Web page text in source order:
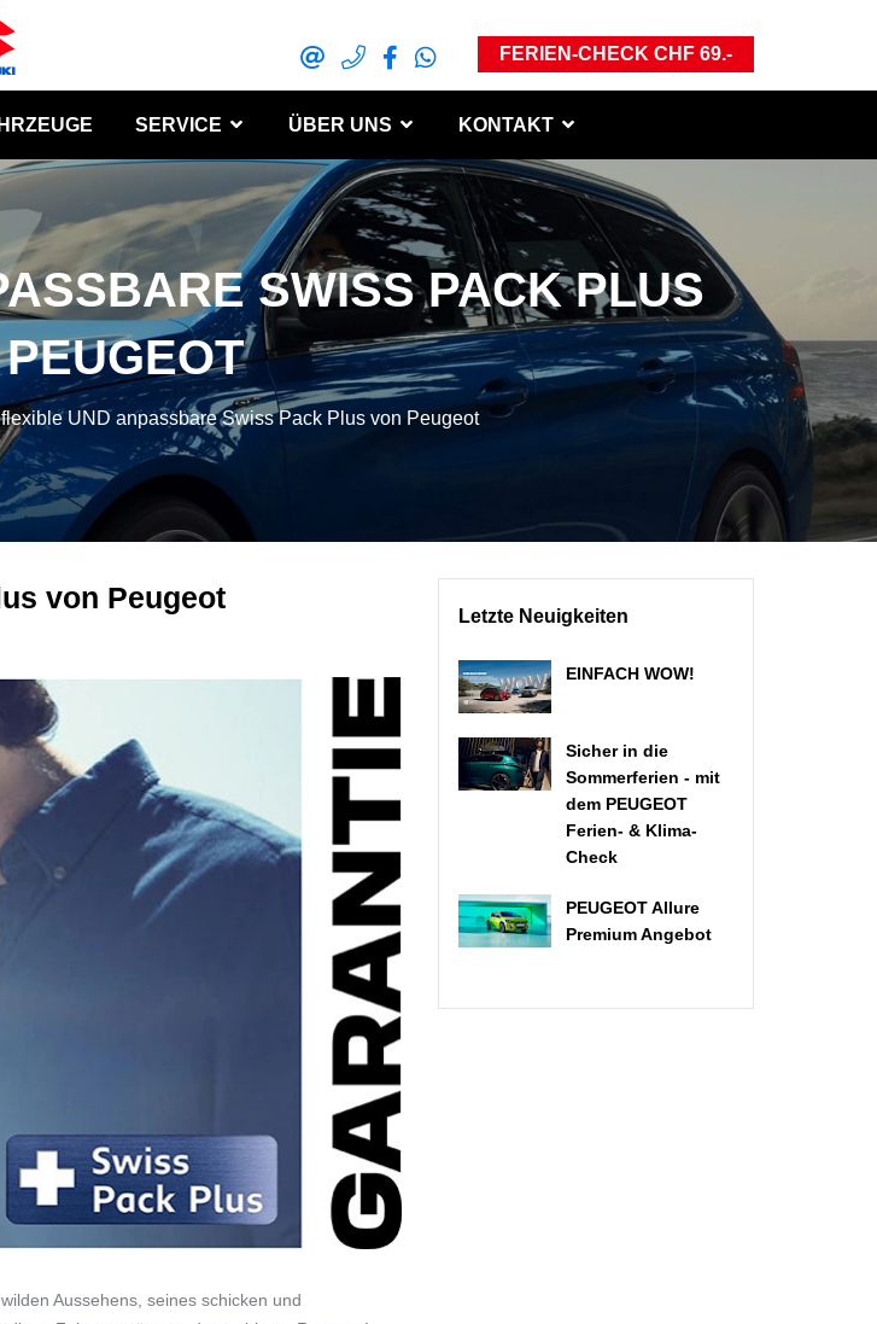
FERIEN-CHECK CHF 69.-
SERVICE ÜBER UNS KONTAKT
SWISS PACK PLUS
UND anpassbare Swiss Pack Plus von Peugeot
von Peugeot
Aussehens, seines schicken und
Letzte Neuigkeiten
EINFACH WOW!
Sicher in die
Sommerferien - mit
dem PEUGEOT
Ferien- & Klima-
Check
PEUGEOT Allure
Premium Angebot